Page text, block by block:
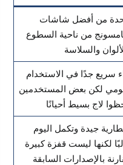
من أفضل شاشات
من ناحية السطوع
والسلاسة
سريع جدًا في الاستخدام
لكن بعض المستخدمين
لاج بسيط أحيانًا
جيدة وتكمل اليوم
لكنها ليست قفزة كبيرة
بالإصدارات السابقة